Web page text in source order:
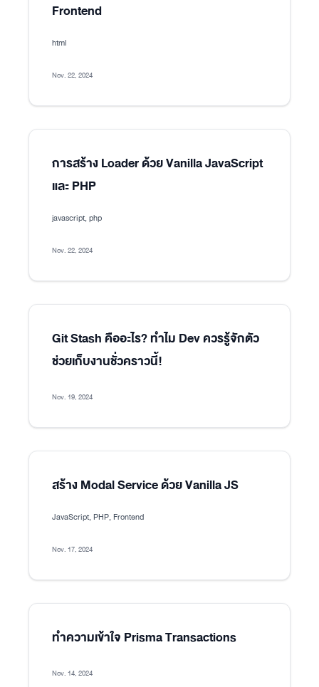
Frontend
html
Nov. 22, 2024
การสร้าง Loader ด้วย Vanilla JavaScript
และ PHP
javascript, php
Nov. 22, 2024
Git Stash คืออะไร? ทำไม Dev ควรรู้จักตัว
ช่วยเก็บงานชั่วคราวนี้!
Nov. 19, 2024
สร้าง Modal Service ด้วย Vanilla JS
JavaScript, PHP, Frontend
Nov. 17, 2024
ทำความเข้าใจ Prisma Transactions
Nov. 14, 2024